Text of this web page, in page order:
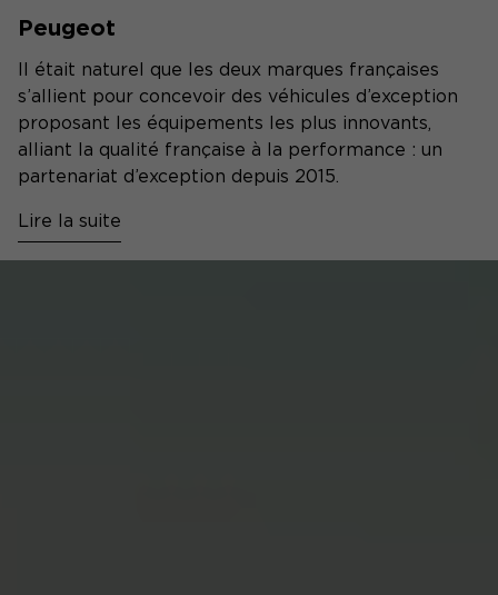
Peugeot
Il était naturel que les deux marques françaises
s’allient pour concevoir des véhicules d’exception
proposant les équipements les plus innovants,
alliant la qualité française à la performance : un
partenariat d’exception depuis 2015.
Lire la suite